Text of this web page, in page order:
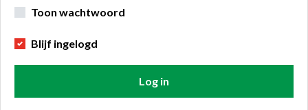
Toon wachtwoord
Blijf ingelogd
Log in